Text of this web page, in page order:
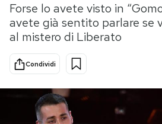
Tecnologia
Internet
Scienza
Cultura
Economia
Sport
Forse lo avete visto in
avete già sentito parlare se
al mistero di Liberato
Condividi